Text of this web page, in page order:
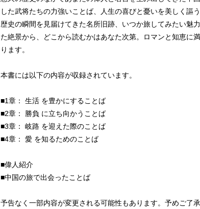
した武将たちの力強いことば、人生の喜びと憂いを美しく謳
歴史の瞬間を見届けてきた名所旧跡、いつか旅してみたい魅
た絶景から、どこから読むかはあなた次第。ロマンと知恵に
ります。
本書には以下の内容が収録されています。
■1章： 生活 を豊かにすることば
■2章： 勝負 に立ち向かうことば
■3章： 岐路 を迎えた際のことば
■4章： 愛 を知るためのことば
■偉人紹介
■中国の旅で出会ったことば
予告なく一部内容が変更される可能性もあります。予めご了承